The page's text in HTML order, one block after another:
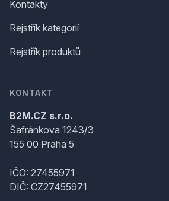
Kontakty
Rejstřík kategorií
Rejstřík produktů
KONTAKT
B2M.CZ s.r.o.
Šafránkova 1243/3
155 00 Praha 5
IČO: 27455971
DIČ: CZ27455971